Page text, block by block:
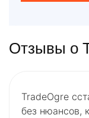
Отзывы о
TradeOgre
без нюансов,